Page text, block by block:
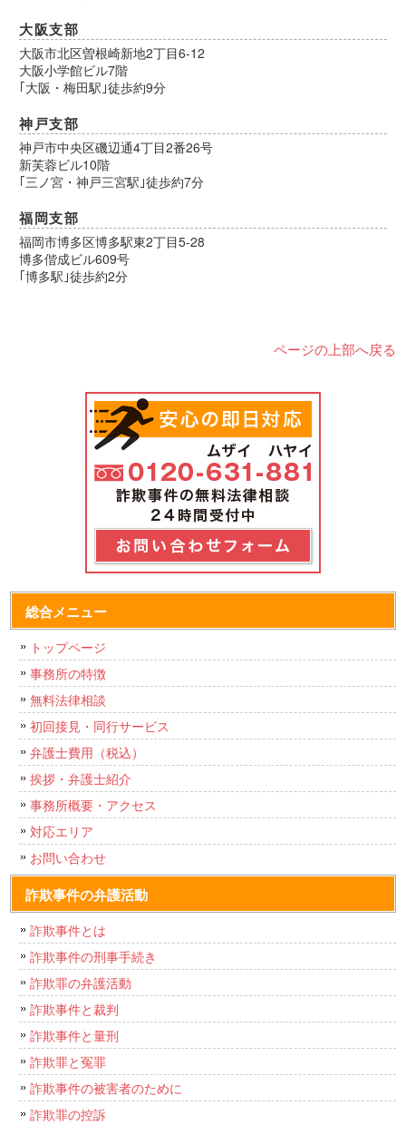
大阪支部
大阪市北区曽根崎新地2丁目6-12
大阪小学館ビル7階
｢大阪・梅田駅｣徒歩約9分
神戸支部
神戸市中央区磯辺通4丁目2番26号
新芙蓉ビル10階
｢三ノ宮・神戸三宮駅｣徒歩約7分
福岡支部
福岡市博多区博多駅東2丁目5-28
博多偕成ビル609号
｢博多駅｣徒歩約2分
ページの上部へ戻る
総合メニュー
トップページ
事務所の特徴
無料法律相談
初回接見・同行サービス
弁護士費用（税込）
挨拶・弁護士紹介
事務所概要・アクセス
対応エリア
お問い合わせ
詐欺事件の弁護活動
詐欺事件とは
詐欺事件の刑事手続き
詐欺罪の弁護活動
詐欺事件と裁判
詐欺事件と量刑
詐欺罪と冤罪
詐欺事件の被害者のために
詐欺罪の控訴